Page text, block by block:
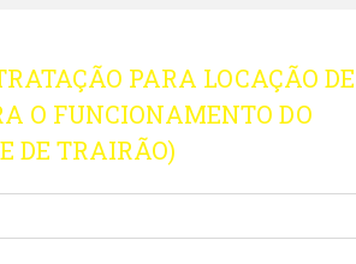
PARA LOCAÇÃO DE
O FUNCIONAMENTO DO
DE TRAIRÃO)